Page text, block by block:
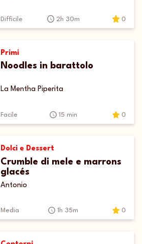
Difficile 2h 30m 0
Primi
Noodles in barattolo
La Mentha Piperita
Facile 15 min 0
Dolci e Dessert
Crumble di mele e marrons
glacés
Antonio
Media 1h 35m 0